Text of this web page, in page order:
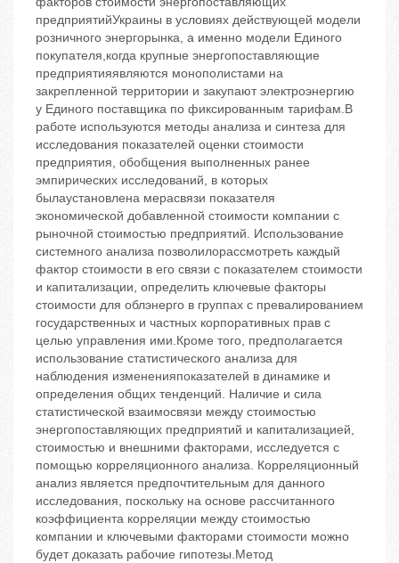
предприятийУкраины в условиях действующей модели
розничного энергорынка, а именно модели Единого
покупателя,когда крупные энергопоставляющие
предприятияявляются монополистами на
закрепленной территории и закупают электроэнергию
у Единого поставщика по фиксированным тарифам.В
работе используются методы анализа и синтеза для
исследования показателей оценки стоимости
предприятия, обобщения выполненных ранее
эмпирических исследований, в которых
былаустановлена мерасвязи показателя
экономической добавленной стоимости компании с
рыночной стоимостью предприятий. Использование
системного анализа позволилорассмотреть каждый
фактор стоимости в его связи с показателем стоимости
и капитализации, определить ключевые факторы
стоимости для облэнерго в группах с превалированием
государственных и частных корпоративных прав с
целью управления ими.Кроме того, предполагается
использование статистического анализа для
наблюдения измененияпоказателей в динамике и
определения общих тенденций. Наличие и сила
статистической взаимосвязи между стоимостью
энергопоставляющих предприятий и капитализацией,
стоимостью и внешними факторами, исследуется с
помощью корреляционного анализа. Корреляционный
анализ является предпочтительным для данного
исследования, поскольку на основе рассчитанного
коэффициента корреляции между стоимостью
компании и ключевыми факторами стоимости можно
будет доказать рабочие гипотезы.Метод